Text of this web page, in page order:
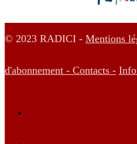
© 2023 RADICI - Mentions
d'abonnement - Contacts -